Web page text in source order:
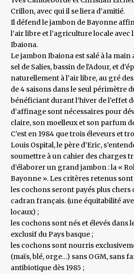
Crillon, avec qui il se liera d’amitié.
Il défend le jambon de Bayonne
l’air libre et l’agriculture locale avec
Ibaiona.
Le jambon Ibaiona est salé à la main
sel de Salies, bassin de l'Adour, et
naturellement à l’air libre, au gré
de 4 saisons dans le seul périmètre
bénéficiant durant l’hiver de l’effet
d’affinage sont nécessaires pour
claire, son moelleux et son parfum
C’est en 1984 que trois éleveurs et
Louis Ospital, le père d’Eric,
soumettre à un cahier des charges
d’élaborer un grand jambon : la «
Bayonne ». Les critères retenus sont
les cochons seront payés plus chers
cadran français. (une équitabilité
locaux) ;
les cochons sont nés et élevés dans
exclusif du Pays basque ;
les cochons sont nourris
(maïs, blé, orge…) sans OGM, sans
antibiotique dès 1985 ;